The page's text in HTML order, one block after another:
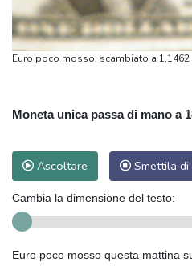
Euro poco mosso, scambiato a
Moneta unica passa di mano a
Ascoltare Smettila
Cambia la dimensione del testo:
Euro poco mosso questa mattina